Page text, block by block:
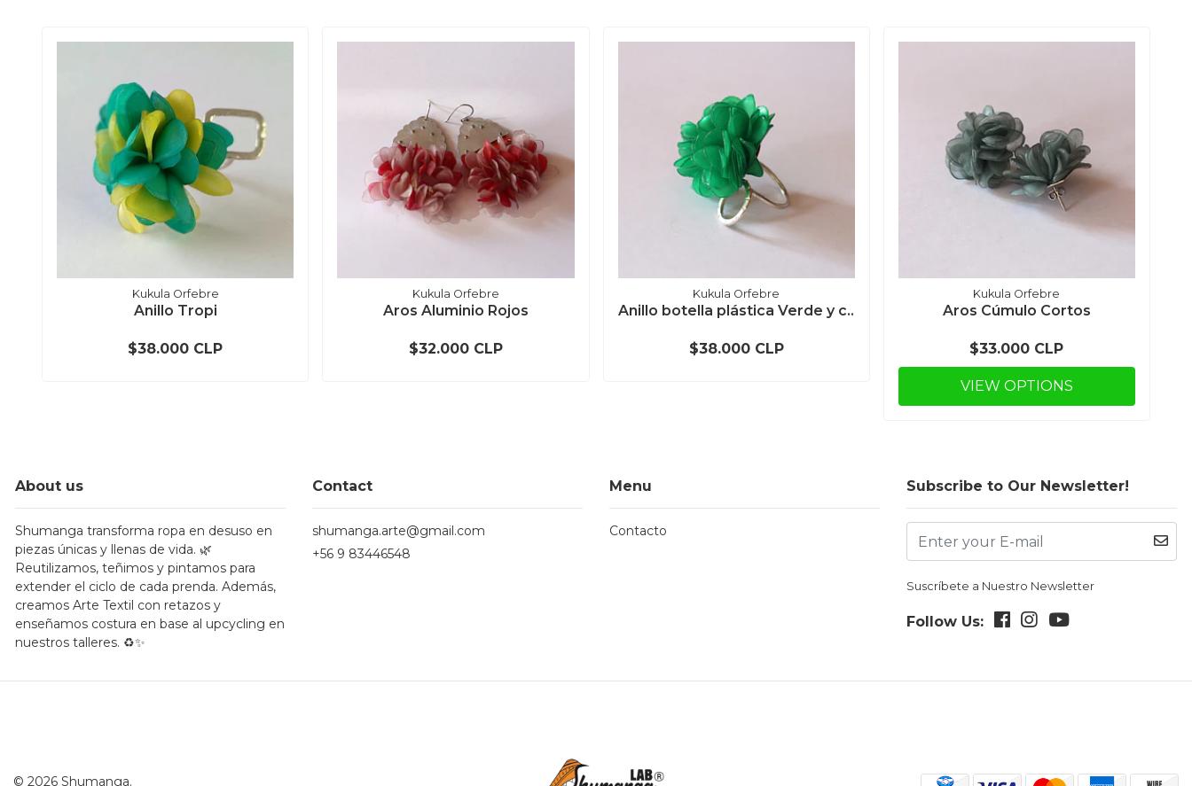
Kukula Orfebre
Anillo Tropi
$38.000 CLP
Kukula Orfebre
Aros Aluminio Rojos
$32.000 CLP
Kukula Orfebre
Anillo botella plástica Verde y c..
$38.000 CLP
Kukula Orfebre
Aros Cúmulo Cortos
$33.000 CLP
VIEW OPTIONS
About us
Shumanga transforma ropa en desuso en
piezas únicas y llenas de vida. 🌿
Reutilizamos, teñimos y pintamos para
extender el ciclo de cada prenda. Además,
creamos Arte Textil con retazos y
enseñamos costura en base al upcycling en
nuestros talleres. ♻️✨
Contact
shumanga.arte@gmail.com
+56 9 83446548
Menu
Contacto
Subscribe to Our Newsletter!
Suscríbete a Nuestro Newsletter
Follow Us:
© 2026 Shumanga.